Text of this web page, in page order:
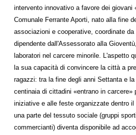
intervento innovativo a favore dei giovani
Comunale Ferrante Aporti, nato alla fine
associazioni e cooperative, coordinate
dipendente dall'Assessorato alla
laboratori nel carcere minorile. L'aspetto
la sua capacità di convincere la città a
ragazzi: tra la fine degli anni Settanta e
centinaia di cittadini «entrano in carcere»
iniziative e alle feste organizzate dentro
una parte del tessuto sociale (gruppi
commercianti) diventa disponibile ad